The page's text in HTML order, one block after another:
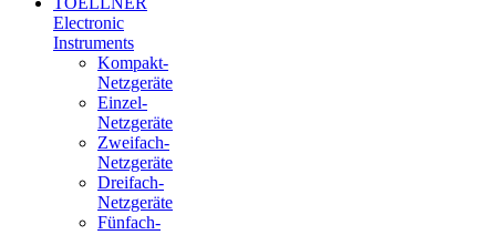
Electronic
Instruments
Kompakt-
Netzgeräte
Einzel-
Netzgeräte
Zweifach-
Netzgeräte
Dreifach-
Netzgeräte
Fünfach-